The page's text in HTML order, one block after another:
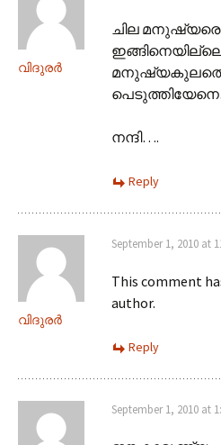
വിദുരര്‍
ചില
നന്ദി….
Reply
വിദുരര്‍
September 1, 2010 at
This comment
author.
Reply
September 1, 2010 at